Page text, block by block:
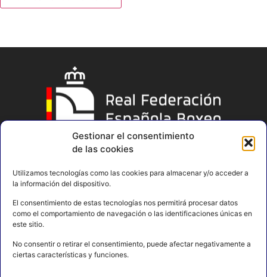
Gestionar el consentimiento
de las cookies
Utilizamos tecnologías como las cookies para almacenar y/o acceder a
la información del dispositivo.
El consentimiento de estas tecnologías nos permitirá procesar datos
como el comportamiento de navegación o las identificaciones únicas en
este sitio.
No consentir o retirar el consentimiento, puede afectar negativamente a
ciertas características y funciones.